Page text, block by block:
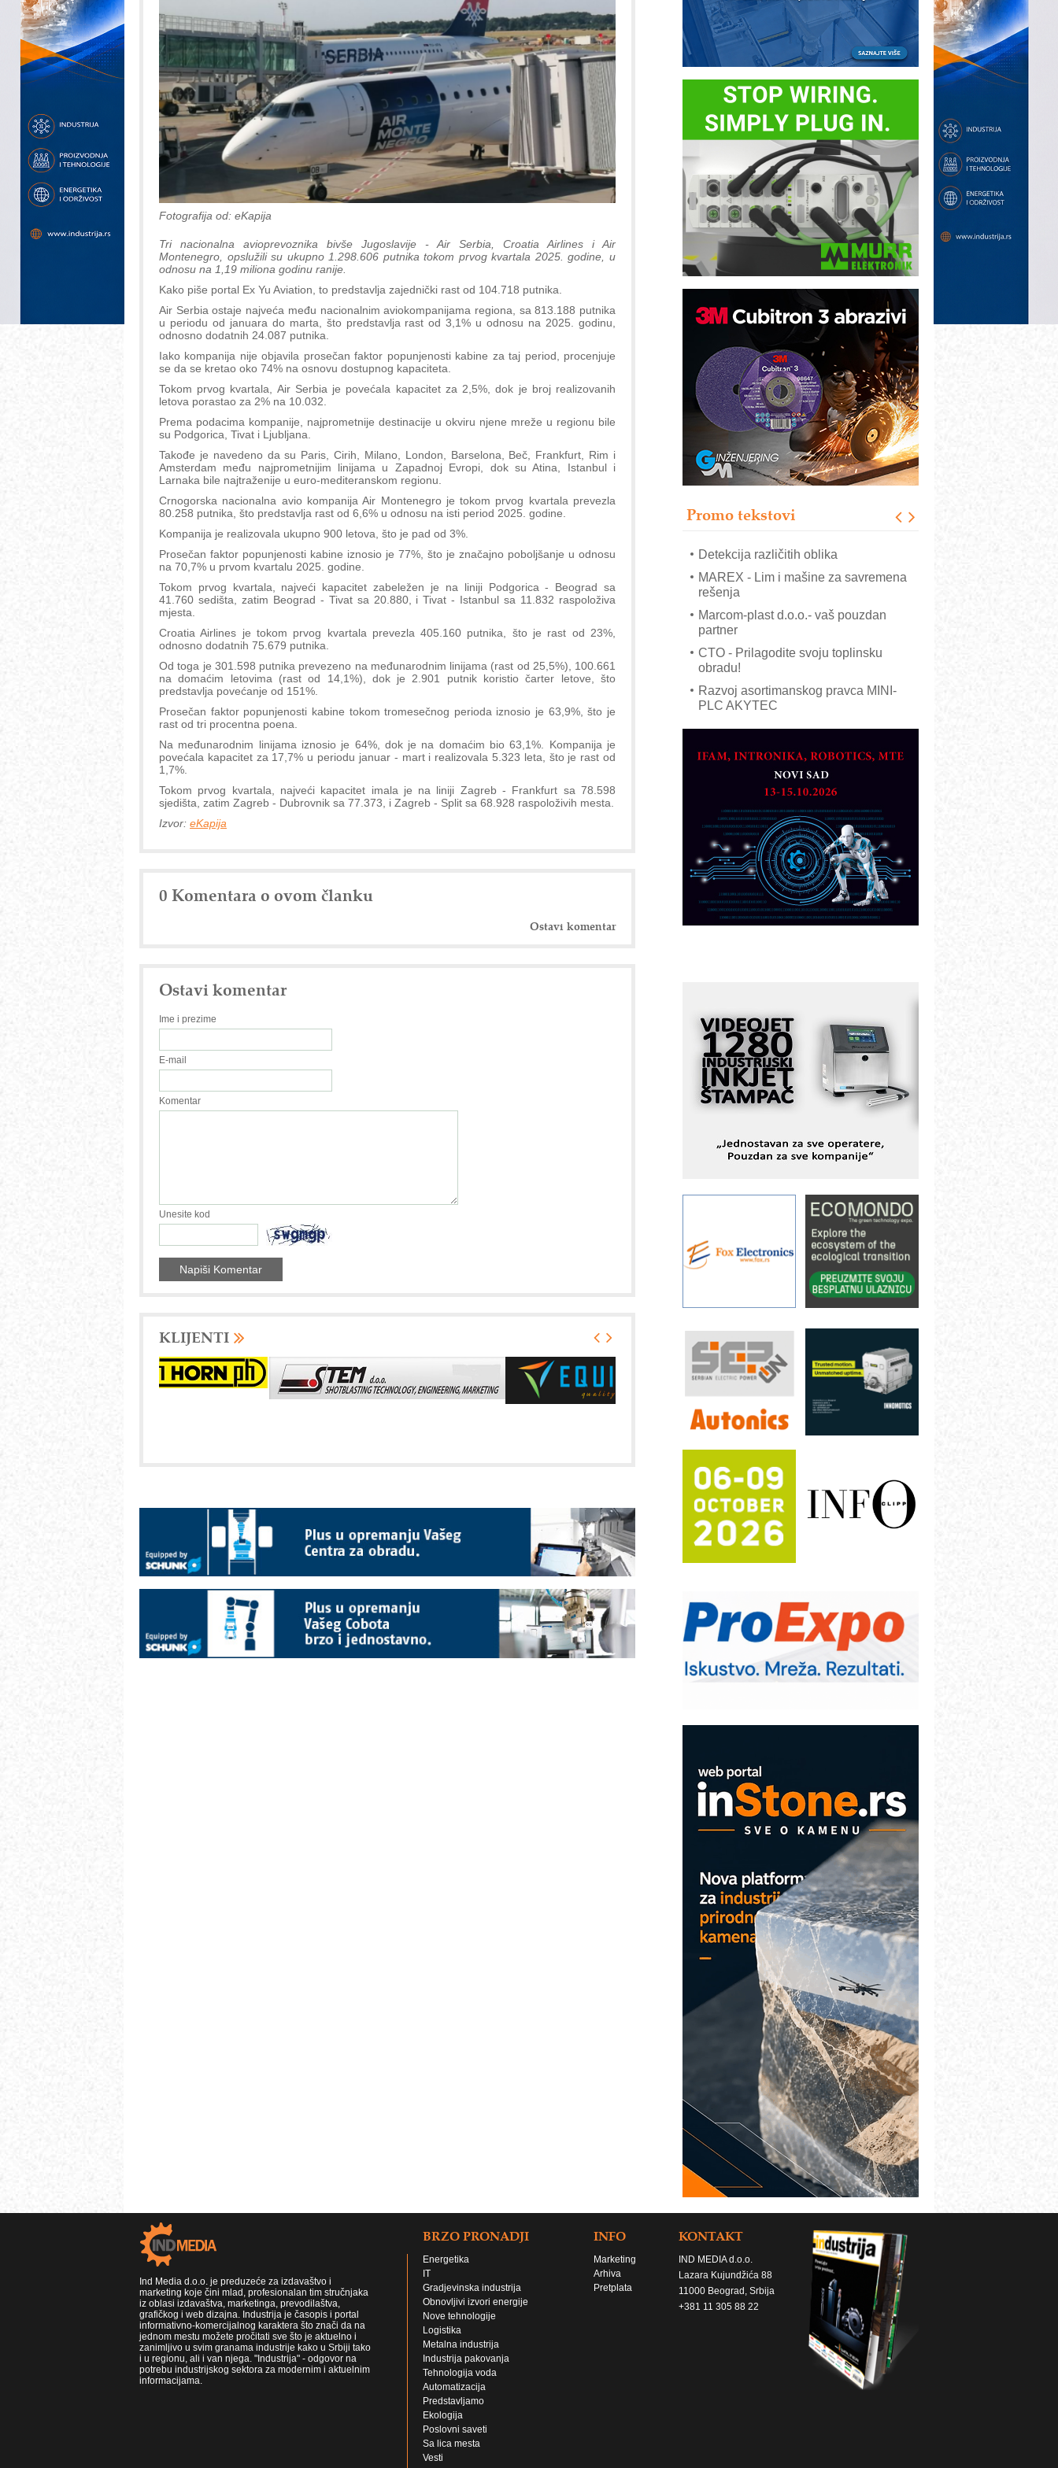
Fotografija od: eKapija
Tri nacionalna avioprevoznika bivše Jugoslavije - Air Serbia, Croatia Airlines i Air
Montenegro, opslužili su ukupno 1.298.606 putnika tokom prvog kvartala 2025. godine, u
odnosu na 1,19 miliona godinu ranije.
Kako piše portal Ex Yu Aviation, to predstavlja zajednički rast od 104.718 putnika.
Air Serbia ostaje najveća među nacionalnim aviokompanijama regiona, sa 813.188 putnika
u periodu od januara do marta, što predstavlja rast od 3,1% u odnosu na 2025. godinu,
odnosno dodatnih 24.087 putnika.
Iako kompanija nije objavila prosečan faktor popunjenosti kabine za taj period, procenjuje
se da se kretao oko 74% na osnovu dostupnog kapaciteta.
Tokom prvog kvartala, Air Serbia je povećala kapacitet za 2,5%, dok je broj realizovanih
letova porastao za 2% na 10.032.
Prema podacima kompanije, najprometnije destinacije u okviru njene mreže u regionu bile
su Podgorica, Tivat i Ljubljana.
Takođe je navedeno da su Paris, Cirih, Milano, London, Barselona, Beč, Frankfurt, Rim i
Amsterdam među najprometnijim linijama u Zapadnoj Evropi, dok su Atina, Istanbul i
Larnaka bile najtraženije u euro-mediteranskom regionu.
Crnogorska nacionalna avio kompanija Air Montenegro je tokom prvog kvartala prevezla
80.258 putnika, što predstavlja rast od 6,6% u odnosu na isti period 2025. godine.
Kompanija je realizovala ukupno 900 letova, što je pad od 3%.
Prosečan faktor popunjenosti kabine iznosio je 77%, što je značajno poboljšanje u odnosu
na 70,7% u prvom kvartalu 2025. godine.
Tokom prvog kvartala, najveći kapacitet zabeležen je na liniji Podgorica - Beograd sa
41.760 sedišta, zatim Beograd - Tivat sa 20.880, i Tivat - Istanbul sa 11.832 raspoloživa
mjesta.
Croatia Airlines je tokom prvog kvartala prevezla 405.160 putnika, što je rast od 23%,
odnosno dodatnih 75.679 putnika.
Od toga je 301.598 putnika prevezeno na međunarodnim linijama (rast od 25,5%), 100.661
na domaćim letovima (rast od 14,1%), dok je 2.901 putnik koristio čarter letove, što
predstavlja povećanje od 151%.
Prosečan faktor popunjenosti kabine tokom tromesečnog perioda iznosio je 63,9%, što je
rast od tri procentna poena.
Na međunarodnim linijama iznosio je 64%, dok je na domaćim bio 63,1%. Kompanija je
povećala kapacitet za 17,7% u periodu januar - mart i realizovala 5.323 leta, što je rast od
1,7%.
Tokom prvog kvartala, najveći kapacitet imala je na liniji Zagreb - Frankfurt sa 78.598
sjedišta, zatim Zagreb - Dubrovnik sa 77.373, i Zagreb - Split sa 68.928 raspoloživih mesta.
Izvor: eKapija
0 Komentara o ovom članku
Ostavi komentar
Ostavi komentar
Ime i prezime
E-mail
Komentar
Unesite kod
KLIJENTI
Promo tekstovi
IB BLUMENAUER - više od 40 godina
poverenja u industriji
COMBYPACK
RMQ-TITAN ADVANCED INDICATOR
– Pametna signalizacija za efikasnije
upravljanje mašinama
Sigurnije ispitivanje transformatora u
solarnim elektranama i vetroparkovima
Pranje točkova na gradilištu- standard
ROSA i SCHUNK podižu proizvodnju
Detekcija različitih oblika
MAREX - Lim i mašine za savremena
rešenja
Marcom-plast d.o.o.- vaš pouzdan
partner
CTO - Prilagodite svoju toplinsku
obradu!
Razvoj asortimanskog pravca MINI-
PLC AKYTEC
AUKOM: Svetski standard metrologije
MOTOMAN – NEXT-Robotika vođena
veštačkom inteligencijom
industrijsku automatizaciju
pionirskimmobile operator PANEL-OM
Fleksibilno stezanje i brzo
podešavanje u proizvodnji prototipova
KIP KOP – napredna rešenja za
savremene industrijske i logističke
objekte
kontrole kvaliteta
STAUFF – Komponente koje
povećavaju pouzdanost hidrauličkih
sistema
YAMADA pumpe – japanska
pouzdanost u transferu fluida
rešenja za filtraciju u hidrauličkim i
procesnim sistemima
industrije i biznisa
RILINEX kompanije Rittal
FANUC: Najbolje za vašu pametnu
automatizaciju
Efikasno upravljanje energijom
Automatizacija pakovanja · Display
Proizvodnja iC7 Hybrid 1500 VDC
mrežnog pretvarača sa tečnim
hlađenjem
Potpuna efikasnost bez složenih
sistema
Trajna oznaka kao dugoročna korist
Bezbednost na prvom mestu!
IB BLUMENAUER - više od 40 godina
poverenja u industriji
COMBYPACK
RMQ-TITAN ADVANCED INDICATOR
upravljanje mašinama
solarnim elektranama i vetroparkovima
Pranje točkova na gradilištu- standard
modernog i odgovornog građenja
ROSA i SCHUNK podižu proizvodnju
na viši nivo
MAREX - Lim i mašine za savremena
Marcom-plast d.o.o.- vaš pouzdan
partner
CTO - Prilagodite svoju toplinsku
obradu!
Ind Media d.o.o. je preduzeće za izdavaštvo i
marketing koje čini mlad, profesionalan tim stručnjaka
iz oblasi izdavaštva, marketinga, prevodilaštva,
grafičkog i web dizajna. Industrija je časopis i portal
informativno-komercijalnog karaktera što znači da na
jednom mestu možete pročitati sve što je aktuelno i
zanimljivo u svim granama industrije kako u Srbiji tako
i u regionu, ali i van njega. "Industrija" - odgovor na
potrebu industrijskog sektora za modernim i aktuelnim
informacijama.
BRZO PRONADJI
Energetika
IT
Gradjevinska industrija
Obnovljivi izvori energije
Nove tehnologije
Logistika
Metalna industrija
Industrija pakovanja
Tehnologija voda
Automatizacija
Predstavljamo
Ekologija
Poslovni saveti
Sa lica mesta
Vesti
INFO
Marketing
Arhiva
Pretplata
KONTAKT
IND MEDIA d.o.o.
Lazara Kujundžića 88
11000 Beograd, Srbija
+381 11 305 88 22